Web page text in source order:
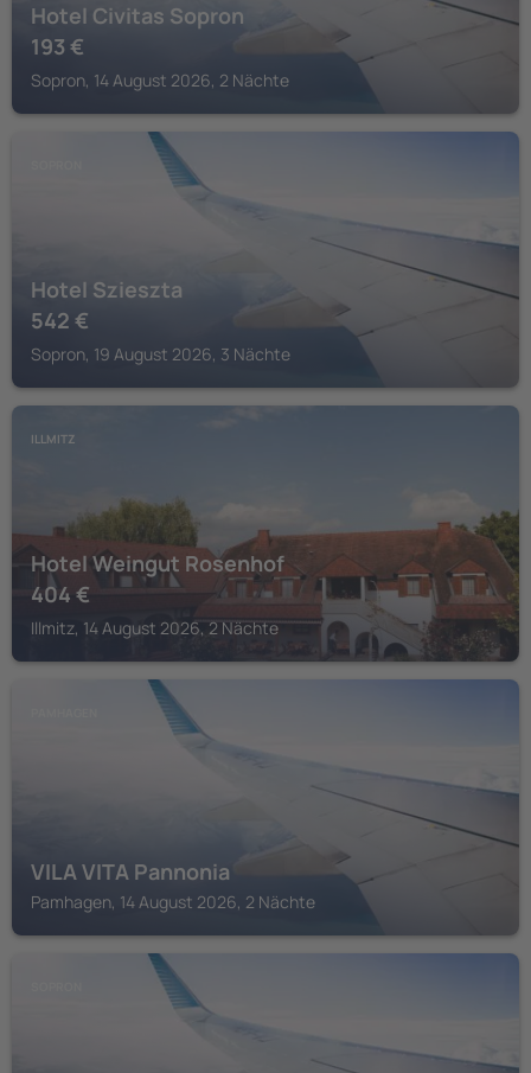
Hotel Civitas Sopron
193 €
Sopron, 14 August 2026, 2 Nächte
Hotel Szieszta
542 €
Sopron, 19 August 2026, 3 Nächte
ILLMITZ
Hotel Weingut Rosenhof
404 €
Illmitz, 14 August 2026, 2 Nächte
VILA VITA Pannonia
Pamhagen, 14 August 2026, 2 Nächte